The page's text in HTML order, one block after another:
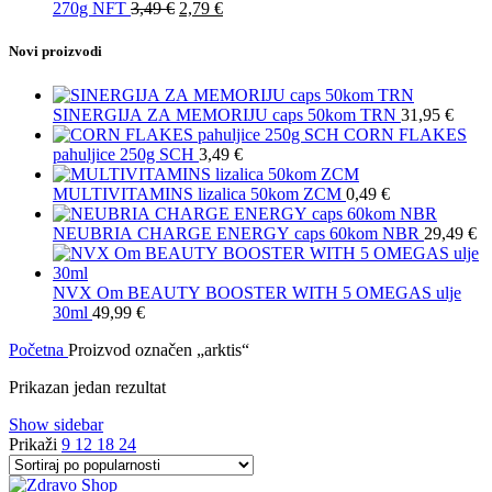
je
3,49 €.
je:
270g NFT 3,49€ Originalna
3,49 €.
2,79 €Trenutna
Novi proizvodi
SINERGIJA ZA MEMORIJU caps 50kom TRN 31,95 €
CORN FLAKES
pahuljice 250g SCH 3,49 €
MULTIVITAMINS lizalica 50kom ZCM 0,49 €
NEUBRIA CHARGE ENERGY caps 60kom NBR 29,49 €
NVX Om BEAUTY BOOSTER WITH 5 OMEGAS ulje
30ml 49,99 €
Početna Proizvod označen „arktis“
Prikazan jedan rezultat
Show sidebar
Prikaži 9 12 18 24